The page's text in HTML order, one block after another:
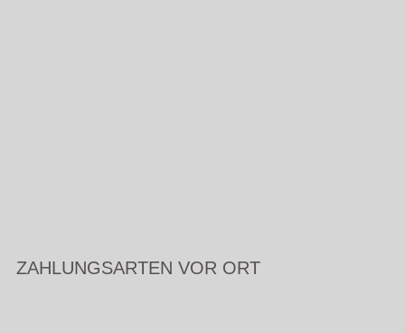
ZAHLUNGSARTEN VOR ORT